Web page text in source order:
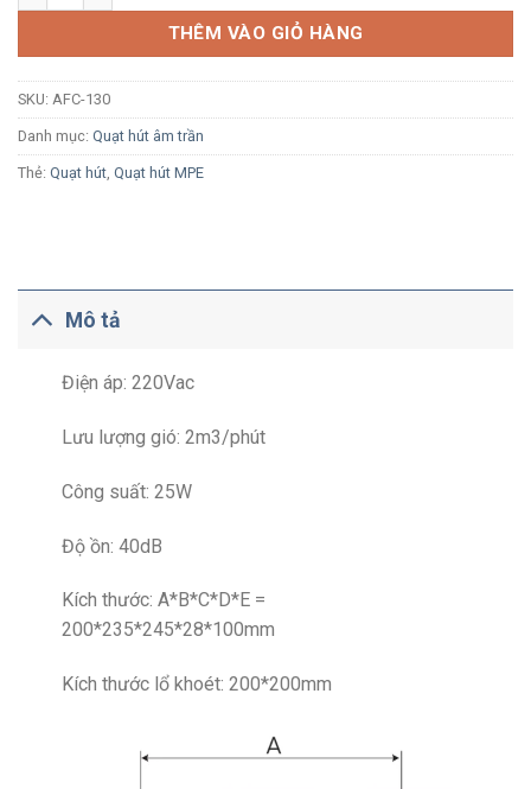
THÊM VÀO GIỎ HÀNG
SKU: AFC-130
Danh mục: Quạt hút âm trần
Thẻ: Quạt hút, Quạt hút MPE
Mô tả
Điện áp: 220Vac
Lưu lượng gió: 2m3/phút
Công suất: 25W
Độ ồn: 40dB
Kích thước: A*B*C*D*E =
200*235*245*28*100mm
Kích thước lổ khoét: 200*200mm